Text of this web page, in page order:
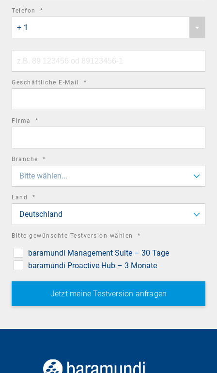
Telefon *
country
code
+ 1
number
Geschäftliche E-Mail *
Firma *
Branche *
Bitte wählen...
Land *
Deutschland
Bitte gewünschte Testversion wählen *
baramundi Management Suite – 30 Tage
baramundi Proactive Hub – 3 Monate